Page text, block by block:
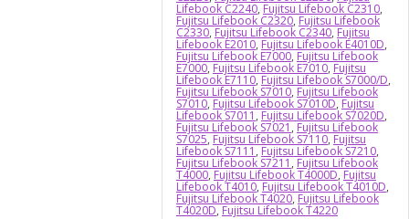
Lifebook C2240, Fujitsu Lifebook C2310,
Fujitsu Lifebook C2320, Fujitsu Lifebook
C2330, Fujitsu Lifebook C2340, Fujitsu
Lifebook E2010, Fujitsu Lifebook E4010D,
Fujitsu Lifebook E7000, Fujitsu Lifebook
E7000, Fujitsu Lifebook E7010, Fujitsu
Lifebook E7110, Fujitsu Lifebook S7000/D,
Fujitsu Lifebook S7010, Fujitsu Lifebook
S7010, Fujitsu Lifebook S7010D, Fujitsu
Lifebook S7011 , Fujitsu Lifebook S7020D,
Fujitsu Lifebook S7021 , Fujitsu Lifebook
S7025, Fujitsu Lifebook S7110, Fujitsu
Lifebook S7111 , Fujitsu Lifebook S7210,
Fujitsu Lifebook S7211 , Fujitsu Lifebook
T4000, Fujitsu Lifebook T4000D, Fujitsu
Lifebook T4010, Fujitsu Lifebook T4010D,
Fujitsu Lifebook T4020, Fujitsu Lifebook
T4020D, Fujitsu Lifebook T4220